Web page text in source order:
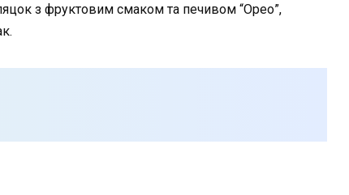
з фруктовим смаком та печивом “Орео”,